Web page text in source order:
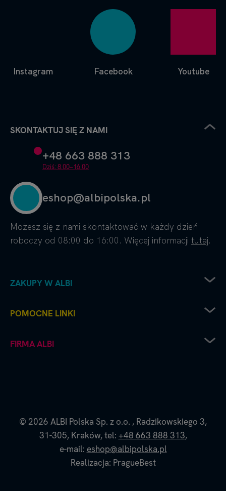
Facebook
Instagram Youtube
SKONTAKTUJ SIĘ Z NAMI
+48 663 888 313
Dziś: 8.00–16.00
eshop@albipolska.pl
Możesz się z nami skontaktować w każdy dzień
roboczy od 08:00 do 16:00. Więcej informacji tutaj.
ZAKUPY W ALBI
Sposoby dostawy
Reklamacje
POMOCNE LINKI
Recenzje i oceny
FIRMA ALBI
O nas - historia i filozofia Albi
Blog Albi
Strona Czytaj z Albikiem
© 2026 ALBI Polska Sp. z o.o. , Radzikowskiego 3,
31-305, Kraków,tel: +48 663 888 313,
e-mail: eshop@albipolska.pl
Realizacja: PragueBest